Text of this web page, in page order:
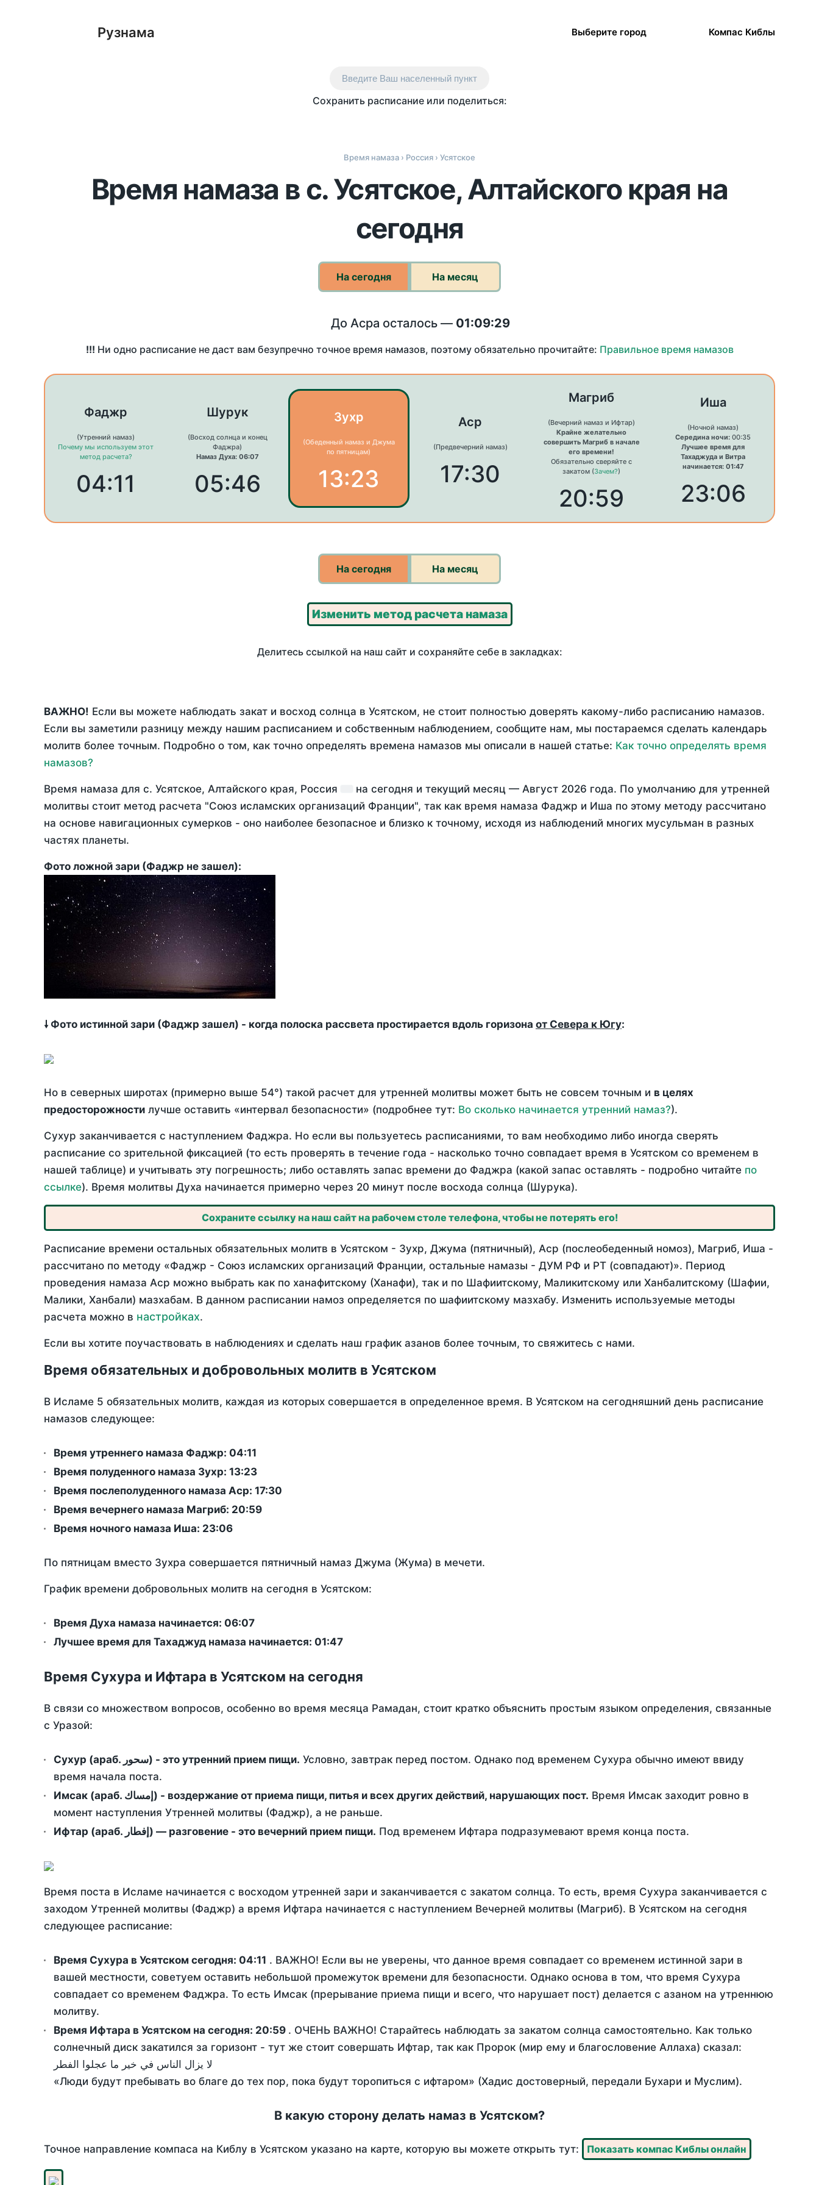
Рузнама Выберите город Компас Киблы
Введите Ваш населенный пункт
Сохранить расписание или поделиться:
Время намаза › Россия › Усятское
Время намаза в с. Усятское, Алтайского края на
сегодня
На сегодня На месяц
До Асра осталось — 01:09:29
!!! Ни одно расписание не даст вам безупречно точное время намазов, поэтому обязательно прочитайте: Правильное время намазов
Фаджр
(Утренний намаз)
Почему мы используем этот
метод расчета?
04:11
Шурук
(Восход солнца и конец
Фаджра)
Намаз Духа: 06:07
05:46
Зухр
(Обеденный намаз и Джума
по пятницам)
13:23
Аср
(Предвечерний намаз)
17:30
Магриб
(Вечерний намаз и Ифтар)
Крайне желательно
совершить Магриб в начале
его времени!
Обязательно сверяйте с
закатом (Зачем?)
20:59
Иша
(Ночной намаз)
Середина ночи: 00:35
Лучшее время для
Тахаджуда и Витра
начинается: 01:47
23:06
На сегодня На месяц
Изменить метод расчета намаза
Делитесь ссылкой на наш сайт и сохраняйте себе в закладках:
ВАЖНО! Если вы можете наблюдать закат и восход солнца в Усятском, не стоит полностью доверять какому-либо расписанию намазов.
Если вы заметили разницу между нашим расписанием и собственным наблюдением, сообщите нам, мы постараемся сделать календарь
молитв более точным. Подробно о том, как точно определять времена намазов мы описали в нашей статье: Как точно определять время
намазов?
Время намаза для с. Усятское, Алтайского края, Россия на сегодня и текущий месяц — Август 2026 года. По умолчанию для утренней
молитвы стоит метод расчета "Союз исламских организаций Франции", так как время намаза Фаджр и Иша по этому методу рассчитано
на основе навигационных сумерков - оно наиболее безопасное и близко к точному, исходя из наблюдений многих мусульман в разных
частях планеты.
Фото ложной зари (Фаджр не зашел):
🠗 Фото истинной зари (Фаджр зашел) - когда полоска рассвета простирается вдоль горизона от Севера к Югу:
Но в северных широтах (примерно выше 54°) такой расчет для утренней молитвы может быть не совсем точным и в целях
предосторожности лучше оставить «интервал безопасности» (подробнее тут: Во сколько начинается утренний намаз?).
Сухур заканчивается с наступлением Фаджра. Но если вы пользуетесь расписаниями, то вам необходимо либо иногда сверять
расписание со зрительной фиксацией (то есть проверять в течение года - насколько точно совпадает время в Усятском со временем в
нашей таблице) и учитывать эту погрешность; либо оставлять запас времени до Фаджра (какой запас оставлять - подробно читайте по
ссылке). Время молитвы Духа начинается примерно через 20 минут после восхода солнца (Шурука).
Сохраните ссылку на наш сайт на рабочем столе телефона, чтобы не потерять его!
Расписание времени остальных обязательных молитв в Усятском - Зухр, Джума (пятничный), Аср (послеобеденный номоз), Магриб, Иша -
рассчитано по методу «Фаджр - Союз исламских организаций Франции, остальные намазы - ДУМ РФ и РТ (совпадают)». Период
проведения намаза Аср можно выбрать как по ханафитскому (Ханафи), так и по Шафиитскому, Маликитскому или Ханбалитскому (Шафии,
Малики, Ханбали) мазхабам. В данном расписании намоз определяется по шафиитскому мазхабу. Изменить используемые методы
расчета можно в настройках.
Если вы хотите поучаствовать в наблюдениях и сделать наш график азанов более точным, то свяжитесь с нами.
Время обязательных и добровольных молитв в Усятском
В Исламе 5 обязательных молитв, каждая из которых совершается в определенное время. В Усятском на сегодняшний день расписание
намазов следующее:
Время утреннего намаза Фаджр: 04:11
Время полуденного намаза Зухр: 13:23
Время послеполуденного намаза Аср: 17:30
Время вечернего намаза Магриб: 20:59
Время ночного намаза Иша: 23:06
По пятницам вместо Зухра совершается пятничный намаз Джума (Жума) в мечети.
График времени добровольных молитв на сегодня в Усятском:
Время Духа намаза начинается: 06:07
Лучшее время для Тахаджуд намаза начинается: 01:47
Время Сухура и Ифтара в Усятском на сегодня
В связи со множеством вопросов, особенно во время месяца Рамадан, стоит кратко объяснить простым языком определения, связанные
с Уразой:
Сухур (араб. سحور) - это утренний прием пищи. Условно, завтрак перед постом. Однако под временем Сухура обычно имеют ввиду
время начала поста.
Имсак (араб. إمساك) - воздержание от приема пищи, питья и всех других действий, нарушающих пост. Время Имсак заходит ровно в
момент наступления Утренней молитвы (Фаджр), а не раньше.
Ифтар (араб. إفطار) — разговение - это вечерний прием пищи. Под временем Ифтара подразумевают время конца поста.
Время поста в Исламе начинается с восходом утренней зари и заканчивается с закатом солнца. То есть, время Сухура заканчивается с
заходом Утренней молитвы (Фаджр) а время Ифтара начинается с наступлением Вечерней молитвы (Магриб). В Усятском на сегодня
следующее расписание:
Время Сухура в Усятском сегодня: 04:11 . ВАЖНО! Если вы не уверены, что данное время совпадает со временем истинной зари в
вашей местности, советуем оставить небольшой промежуток времени для безопасности. Однако основа в том, что время Сухура
совпадает со временем Фаджра. То есть Имсак (прерывание приема пищи и всего, что нарушает пост) делается с азаном на утреннюю
молитву.
Время Ифтара в Усятском на сегодня: 20:59 . ОЧЕНЬ ВАЖНО! Старайтесь наблюдать за закатом солнца самостоятельно. Как только
солнечный диск закатился за горизонт - тут же стоит совершать Ифтар, так как Пророк (мир ему и благословение Аллаха) сказал:
لا يزال الناس في خير ما عجلوا الفطر
«Люди будут пребывать во благе до тех пор, пока будут торопиться с ифтаром» (Хадис достоверный, передали Бухари и Муслим).
В какую сторону делать намаз в Усятском?
Точное направление компаса на Киблу в Усятском указано на карте, которую вы можете открыть тут: Показать компас Киблы онлайн